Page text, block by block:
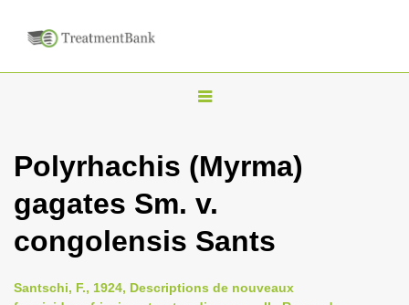
T
g
l
n
v
Polyrhachis (Myrma)
gagates Sm. v.
congolensis Sants
Santschi, F., 1924, Descriptions de nouveaux